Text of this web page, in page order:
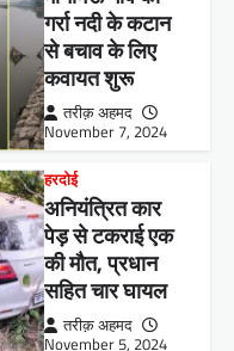
गर्रा नदी के कटान
से बचाव के लिए
कवायत शुरू
तरीक़ अहमद
November 7, 2024
हरदोई
अनियंत्रित कार
पेड़ से टकराई एक
की मौत, प्रधान
सहित चार घायल
तरीक़ अहमद
November 5, 2024